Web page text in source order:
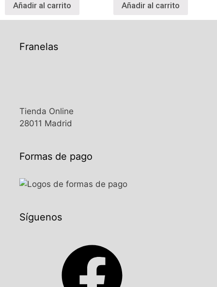
Añadir al carrito Añadir al carrito
Franelas
Tienda Online
28011 Madrid
Formas de pago
Síguenos